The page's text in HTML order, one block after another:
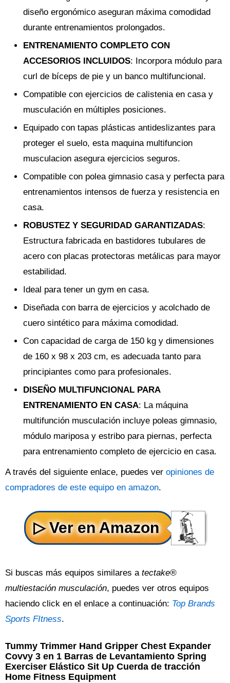
diseño ergonómico aseguran máxima comodidad
durante entrenamientos prolongados.
ENTRENAMIENTO COMPLETO CON
ACCESORIOS INCLUIDOS: Incorpora módulo para
curl de bíceps de pie y un banco multifuncional.
Compatible con ejercicios de calistenia en casa y
musculación en múltiples posiciones.
Equipado con tapas plásticas antideslizantes para
proteger el suelo, esta maquina multifuncion
musculacion asegura ejercicios seguros.
Compatible con polea gimnasio casa y perfecta para
entrenamientos intensos de fuerza y resistencia en
casa.
ROBUSTEZ Y SEGURIDAD GARANTIZADAS:
Estructura fabricada en bastidores tubulares de
acero con placas protectoras metálicas para mayor
estabilidad.
Ideal para tener un gym en casa.
Diseñada con barra de ejercicios y acolchado de
cuero sintético para máxima comodidad.
Con capacidad de carga de 150 kg y dimensiones
de 160 x 98 x 203 cm, es adecuada tanto para
principiantes como para profesionales.
DISEÑO MULTIFUNCIONAL PARA
ENTRENAMIENTO EN CASA: La máquina
multifunción musculación incluye poleas gimnasio,
módulo mariposa y estribo para piernas, perfecta
para entrenamiento completo de ejercicio en casa.
A través del siguiente enlace, puedes ver opiniones de
compradores de este equipo en amazon.
Si buscas más equipos similares a tectake®
multiestación musculación, puedes ver otros equipos
haciendo click en el enlace a continuación: Top Brands
Sports FItness.
Tummy Trimmer Hand Gripper Chest Expander
Covvy 3 en 1 Barras de Levantamiento Spring
Exerciser Elástico Sit Up Cuerda de tracción
Home Fitness Equipment